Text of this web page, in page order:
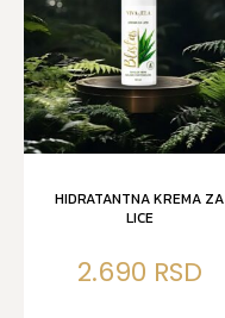
HIDRATANTNA KREMA ZA
LICE
2.690